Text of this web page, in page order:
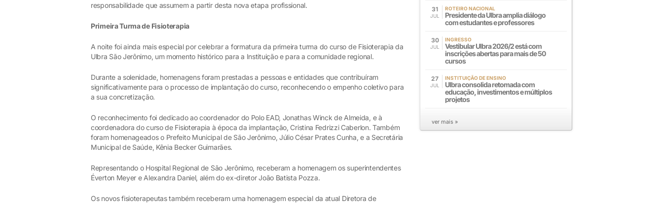
responsabilidade que assumem a partir desta nova etapa profissional.
Primeira Turma de Fisioterapia
A noite foi ainda mais especial por celebrar a formatura da primeira turma do curso de Fisioterapia da
Ulbra São Jerônimo, um momento histórico para a Instituição e para a comunidade regional.
Durante a solenidade, homenagens foram prestadas a pessoas e entidades que contribuíram
significativamente para o processo de implantação do curso, reconhecendo o empenho coletivo para
a sua concretização.
O reconhecimento foi dedicado ao coordenador do Polo EAD, Jonathas Winck de Almeida, e à
coordenadora do curso de Fisioterapia à época da implantação, Cristina Fedrizzi Caberlon. Também
foram homenageados o Prefeito Municipal de São Jerônimo, Júlio César Prates Cunha, e a Secretária
Municipal de Saúde, Kênia Becker Guimarães.
Representando o Hospital Regional de São Jerônimo, receberam a homenagem os superintendentes
Éverton Meyer e Alexandra Daniel, além do ex-diretor João Batista Pozza.
Os novos fisioterapeutas também receberam uma homenagem especial da atual Diretora de
31
JUL
ROTEIRO NACIONAL
Presidente da Ulbra amplia diálogo
com estudantes e professores
30
JUL
INGRESSO
Vestibular Ulbra 2026/2 está com
inscrições abertas para mais de 50
cursos
27
JUL
INSTITUIÇÃO DE ENSINO
Ulbra consolida retomada com
educação, investimentos e múltiplos
projetos
ver mais »